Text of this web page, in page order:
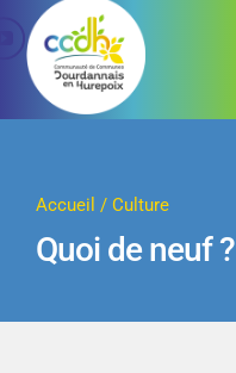
Passer
contenu
Accueil / Culture
Quoi de neuf ?